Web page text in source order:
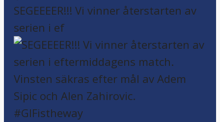
SEGEEEER!!! Vi vinner återstarten av
serien i ef